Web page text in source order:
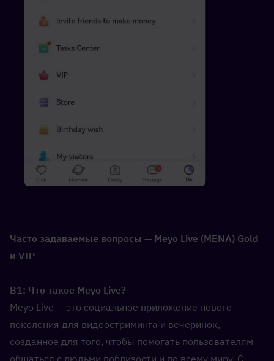
Часто задаваемые вопросы — Meyo Live (MENA) Gold
и VIP
В1: Что такое Meyo Live?
Meyo Live — это социальное приложение нового
поколения для видеостриминга и вечеринок,
созданное для того, чтобы помогать пользователям
общаться с людьми поблизости и по всему миру. С